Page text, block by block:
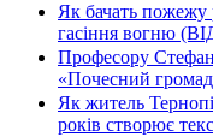
Як бачать пожежу
гасіння вогню
Професору
«Почесний
Як житель
років створює